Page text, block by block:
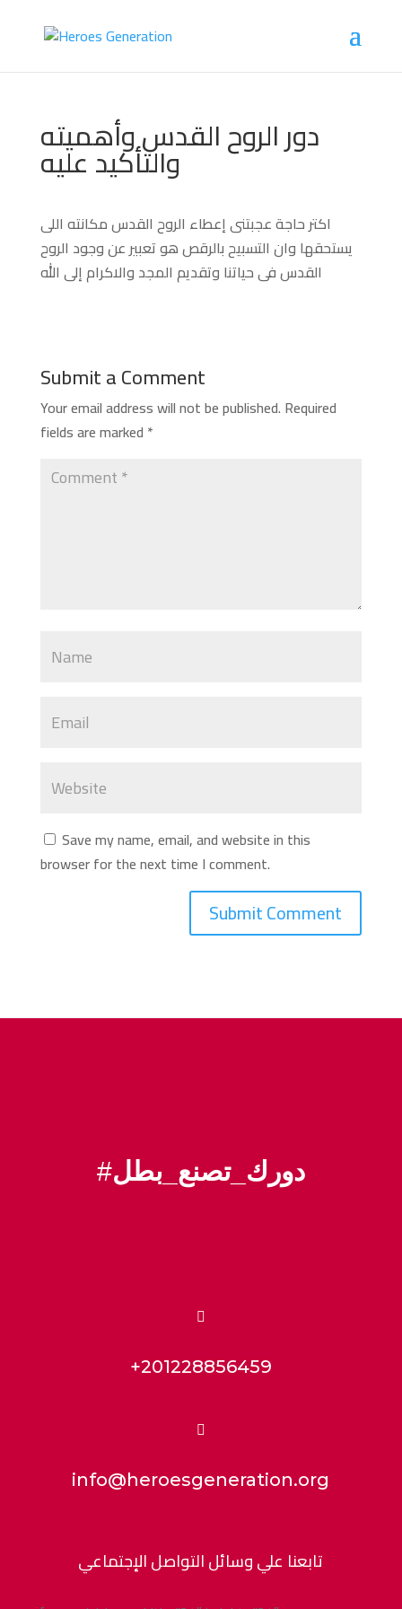
دور الروح القدس وأهميته
والتأكيد عليه
اكتر حاجة عجبتنى إعطاء الروح القدس مكانته اللى
يستحقها وان التسبيح بالرقص هو تعبير عن وجود الروح
القدس فى حياتنا وتقديم المجد والاكرام إلى الله
Submit a Comment
Your email address will not be published. Required
fields are marked *
Save my name, email, and website in this
browser for the next time I comment.
#دورك_تصنع_بطل

+201228856459

info@heroesgeneration.org
تابعنا علي وسائل التواصل الإجتماعي